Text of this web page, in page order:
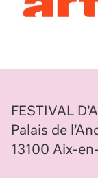
FESTIVAL
Palais de
13100 Aix-